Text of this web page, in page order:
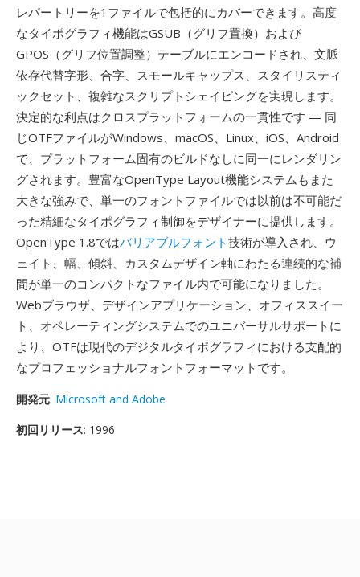
レパートリーを1ファイルで包括的にカバーできます。高度
なタイポグラフィ機能はGSUB（グリフ置換）および
GPOS（グリフ位置調整）テーブルにエンコードされ、文脈
依存代替字形、合字、スモールキャップス、スタイリスティ
ックセット、複雑なスクリプトシェイピングを実現します。
決定的な利点はクロスプラットフォームの一貫性です — 同
じOTFファイルがWindows、macOS、Linux、iOS、Android
で、プラットフォーム固有のビルドなしに同一にレンダリン
グされます。豊富なOpenType Layout機能システムもまた
大きな強みで、単一のフォントファイルでは以前は不可能だ
った精細なタイポグラフィ制御をデザイナーに提供します。
OpenType 1.8ではバリアブルフォント技術が導入され、ウ
ェイト、幅、傾斜、カスタムデザイン軸にわたる連続的な補
間が単一のコンパクトなファイル内で可能になりました。
Webブラウザ、デザインアプリケーション、オフィススイー
ト、オペレーティングシステムでのユニバーサルサポートに
より、OTFは現代のデジタルタイポグラフィにおける支配的
なプロフェッショナルフォントフォーマットです。
開発元: Microsoft and Adobe
初回リリース: 1996